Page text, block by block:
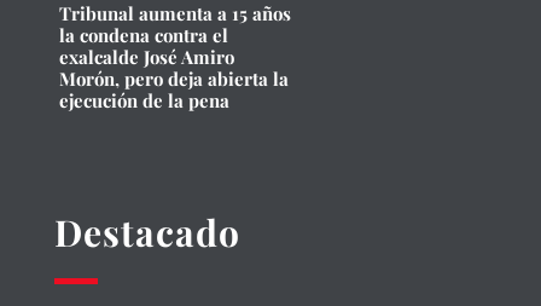
Tribunal aumenta a 15 años
la condena contra el
exalcalde José Amiro
Morón, pero deja abierta la
ejecución de la pena
Destacado